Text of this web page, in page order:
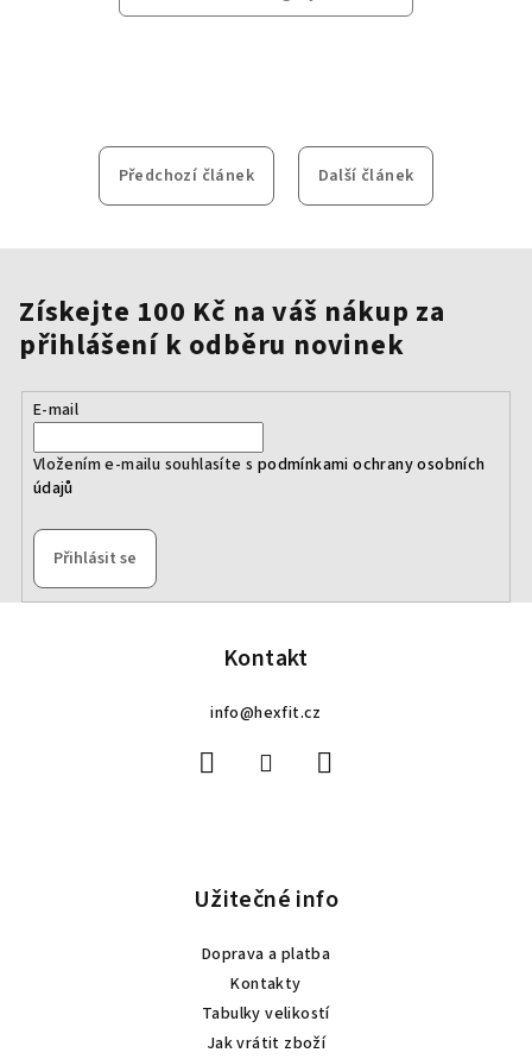
Předchozí článek Další článek
Získejte 100 Kč na váš nákup za
přihlášení k odběru novinek
E-mail
Vložením e-mailu souhlasíte s podmínkami ochrany osobních
údajů
Přihlásit se
Z
Kontakt
info@hexfit.cz
Užitečné info
Doprava a platba
Kontakty
Tabulky velikostí
Jak vrátit zboží